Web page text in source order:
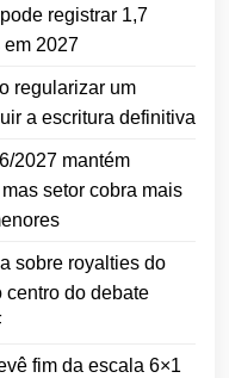
registrar 1,7
em 2027
regularizar um
a escritura definitiva
2027 mantém
setor cobra mais
sobre royalties do
centro do debate
fim da escala 6×1